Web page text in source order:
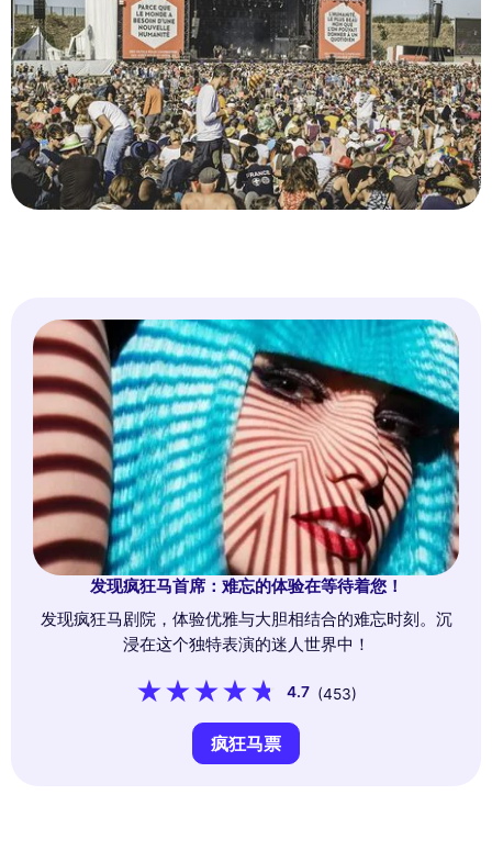
发现疯狂马首席：难忘的体验在等待着您！
发现疯狂马剧院，体验优雅与大胆相结合的难忘时刻。沉
浸在这个独特表演的迷人世界中！
4.7 (453)
疯狂马票